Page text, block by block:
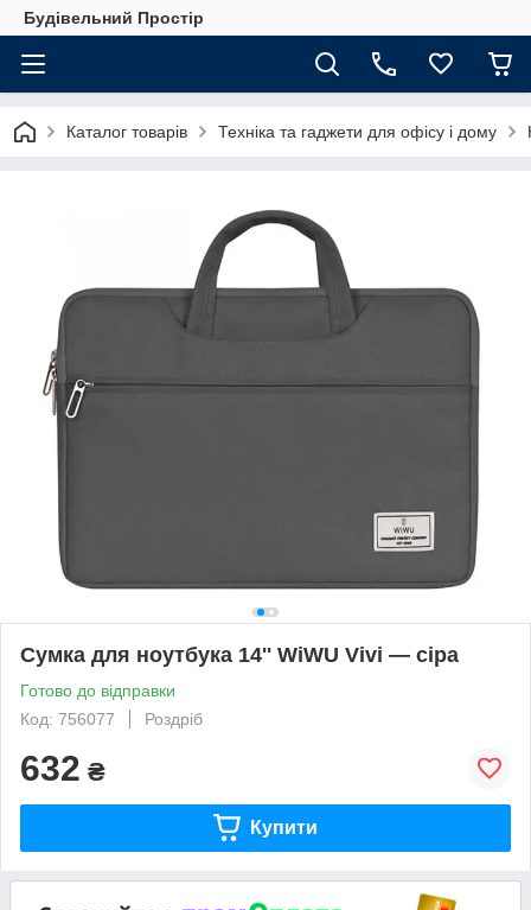
Будівельний Простір
Каталог товарів Техніка та гаджети для офісу і дому
Сумка для ноутбука 14'' WiWU Vivi — сіра
Готово до відправки
Код: 756077
Роздріб
632 ₴
Купити